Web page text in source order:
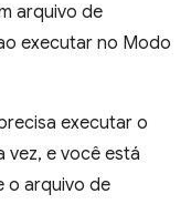
arquivo de
executar no Modo
executar o
vez, e você está
o arquivo de